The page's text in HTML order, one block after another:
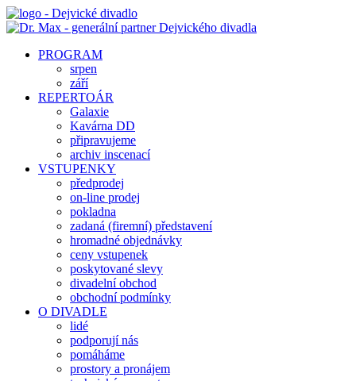
PROGRAM
srpen
září
REPERTOÁR
Galaxie
Kavárna DD
připravujeme
archiv inscenací
VSTUPENKY
předprodej
on-line prodej
pokladna
zadaná (firemní) představení
hromadné objednávky
ceny vstupenek
poskytované slevy
divadelní obchod
obchodní podmínky
O DIVADLE
lidé
podporují nás
pomáháme
prostory a pronájem